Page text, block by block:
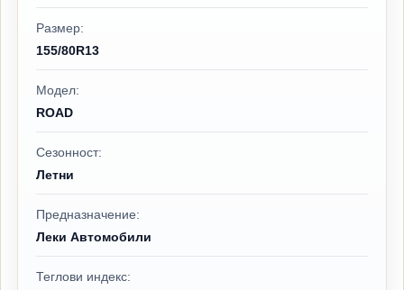
Размер:
155/80R13
Модел:
ROAD
Сезонност:
Летни
Предназначение:
Леки Автомобили
Теглови индекс: